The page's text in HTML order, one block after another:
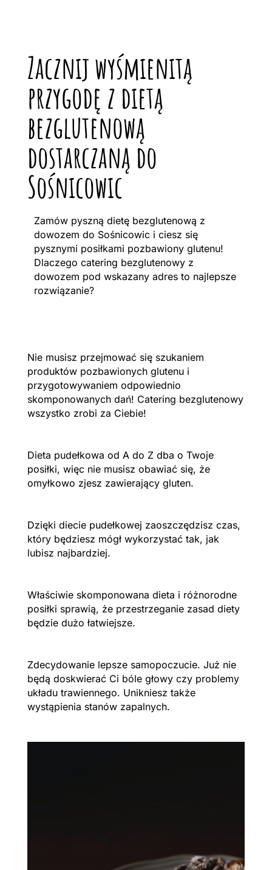
Zacznij wyśmienitą
przygodę z dietą
bezglutenową
dostarczaną do
Sośnicowic
Zamów pyszną dietę bezglutenową z
dowozem do Sośnicowic i ciesz się
pysznymi posiłkami pozbawiony glutenu!
Dlaczego catering bezglutenowy z
dowozem pod wskazany adres to najlepsze
rozwiązanie?
Nie musisz przejmować się szukaniem
produktów pozbawionych glutenu i
przygotowywaniem odpowiednio
skomponowanych dań! Catering bezglutenowy
wszystko zrobi za Ciebie!
Dieta pudełkowa od A do Z dba o Twoje
posiłki, więc nie musisz obawiać się, że
omyłkowo zjesz zawierający gluten.
Dzięki diecie pudełkowej zaoszczędzisz czas,
który będziesz mógł wykorzystać tak, jak
lubisz najbardziej.
Właściwie skomponowana dieta i różnorodne
posiłki sprawią, że przestrzeganie zasad diety
będzie dużo łatwiejsze.
Zdecydowanie lepsze samopoczucie. Już nie
będą doskwierać Ci bóle głowy czy problemy
układu trawiennego. Unikniesz także
wystąpienia stanów zapalnych.